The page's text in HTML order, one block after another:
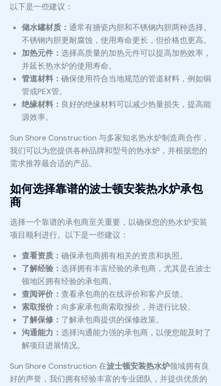
以下是一些建议：
储水罐材质： 通常有搪瓷内胆和不锈钢内胆两种选择。
不锈钢内胆更耐腐蚀，使用寿命更长，但价格也更高。
加热元件： 选择高质量的加热元件可以提高加热效率，
并延长热水炉的使用寿命。
管道材料： 确保使用符合当地规范的管道材料，例如铜
管或PEX管。
绝缘材料： 良好的绝缘材料可以减少热量损失，提高能
源效率。
Sun Shore Construction 与多家知名热水炉制造商合作，
我们可以为您提供各种品牌和型号的热水炉，并根据您的
需求推荐最合适的产品。
如何选择靠谱的波士顿安装热水炉承包
商
选择一个靠谱的承包商至关重要，以确保您的热水炉安装
项目顺利进行。以下是一些建议：
查看资质： 确保承包商拥有相关的资质和执照。
了解经验： 选择拥有丰富经验的承包商，尤其是在波士
顿地区拥有经验的承包商。
查阅评价： 查看承包商的在线评价和客户反馈。
索取报价： 向多家承包商索取报价，并进行比较。
了解保修： 了解承包商提供的保修政策。
沟通能力： 选择沟通能力强的承包商，以便您能及时了
解项目进展情况。
Sun Shore Construction 在波士顿安装热水炉领域拥有良
好的声誉，我们拥有经验丰富的专业团队，并提供优质的